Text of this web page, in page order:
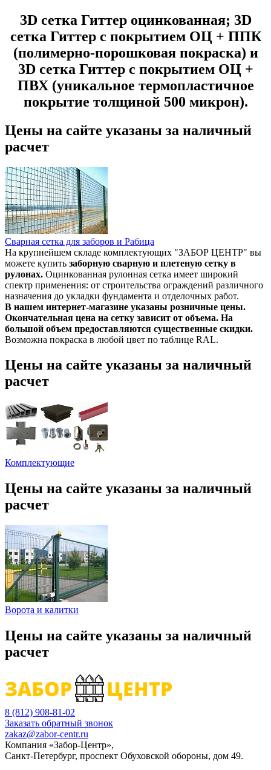
3D сетка Гиттер оцинкованная; 3D
сетка Гиттер с покрытием ОЦ + ППК
(полимерно-порошковая покраска) и
3D сетка Гиттер с покрытием ОЦ +
ПВХ (уникальное термопластичное
покрытие толщиной 500 микрон).
Цены на сайте указаны за наличный
расчет
Сварная сетка для заборов и Рабица
На крупнейшем складе комплектующих "ЗАБОР ЦЕНТР" вы
можете купить заборную сварную и плетеную сетку в
рулонах. Оцинкованная рулонная сетка имеет широкий
спектр применения: от строительства ограждений различного
назначения до укладки фундамента и отделочных работ.
В нашем интернет-магазине указаны розничные цены.
Окончательная цена на сетку зависит от объема. На
большой объем предоставляются существенные скидки.
Возможна покраска в любой цвет по таблице RAL.
Цены на сайте указаны за наличный
расчет
Комплектующие
Цены на сайте указаны за наличный
расчет
Ворота и калитки
Цены на сайте указаны за наличный
расчет
8 (812) 908-81-02
Заказать обратный звонок
zakaz@zabor-centr.ru
Компания «Забор-Центр»,
Санкт-Петербург, проспект Обуховской обороны, дом 49.